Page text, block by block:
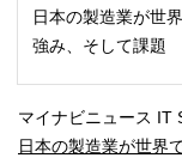
日本の製造業が世
強み、そして課題
マイナビニュース IT
日本の製造業が世界